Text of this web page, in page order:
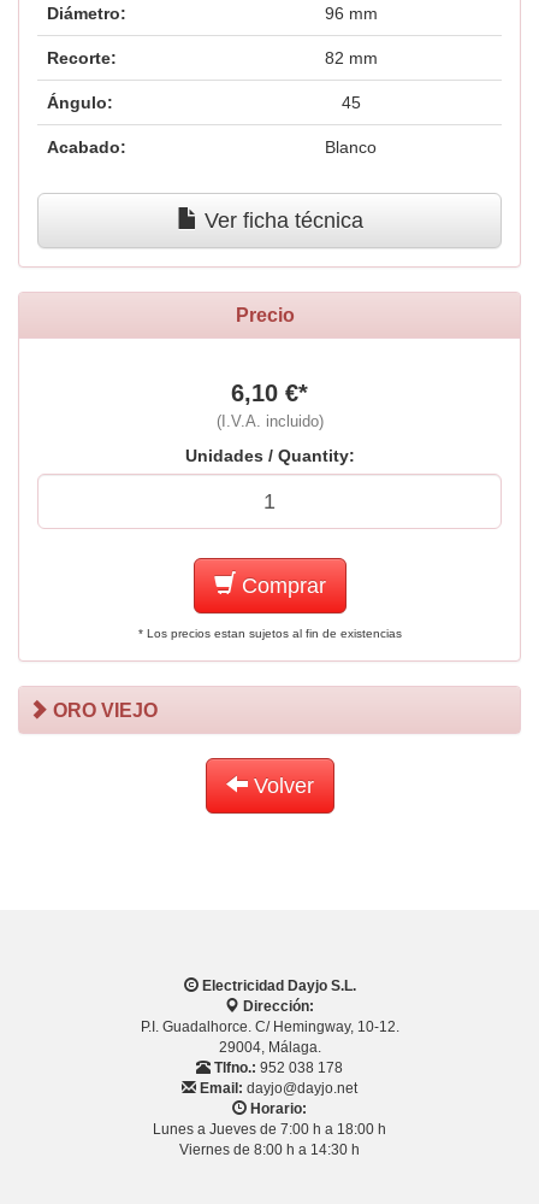
Diámetro: 96 mm
Recorte: 82 mm
Ángulo: 45
Acabado: Blanco
Ver ficha técnica
Precio
6,10 €*
(I.V.A. incluido)
Unidades / Quantity:
Comprar
* Los precios estan sujetos al fin de existencias
ORO VIEJO
Volver
Electricidad Dayjo S.L.
Dirección:
P.I. Guadalhorce. C/ Hemingway, 10-12.
29004, Málaga.
Tlfno.: 952 038 178
Email: dayjo@dayjo.net
Horario:
Lunes a Jueves de 7:00 h a 18:00 h
Viernes de 8:00 h a 14:30 h